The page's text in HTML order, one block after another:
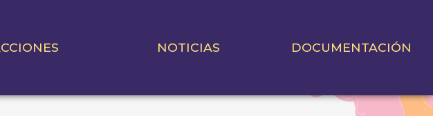
NOTICIAS DOCUMENTACIÓN